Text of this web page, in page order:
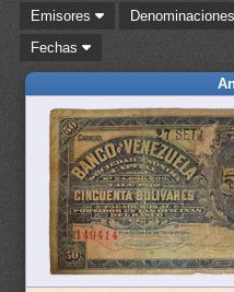
Emisores
Fechas